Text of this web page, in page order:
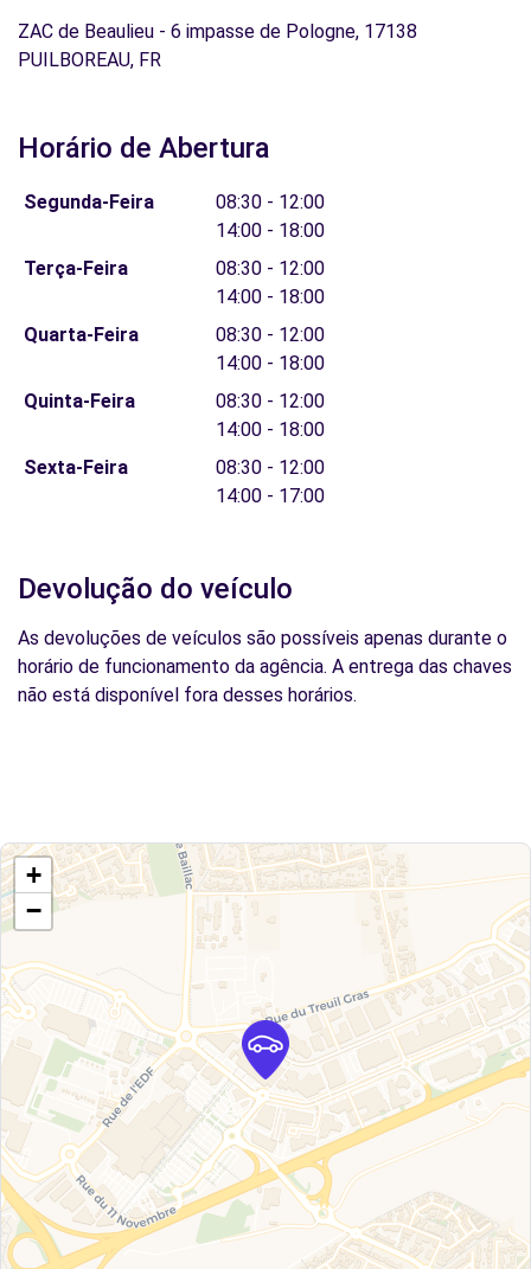
ZAC de Beaulieu - 6 impasse de Pologne, 17138
PUILBOREAU, FR
Horário de Abertura
Segunda-Feira
08:30 - 12:00
14:00 - 18:00
Terça-Feira
08:30 - 12:00
14:00 - 18:00
Quarta-Feira
08:30 - 12:00
14:00 - 18:00
Quinta-Feira
08:30 - 12:00
14:00 - 18:00
Sexta-Feira
08:30 - 12:00
14:00 - 17:00
Devolução do veículo
As devoluções de veículos são possíveis apenas durante o
horário de funcionamento da agência. A entrega das chaves
não está disponível fora desses horários.
+
−